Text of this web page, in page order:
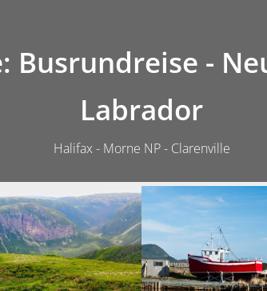
Busrundreise -
Labrador
Halifax - Morne NP - Clarenville